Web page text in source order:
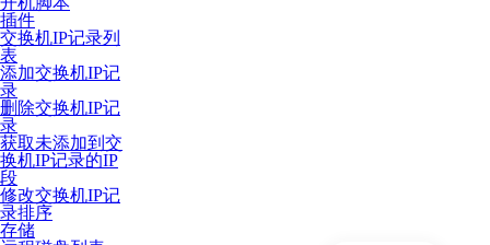
插件
交换机IP记录列
表
添加交换机IP记
录
删除交换机IP记
录
获取未添加到交
换机IP记录的IP
段
修改交换机IP记
录排序
存储